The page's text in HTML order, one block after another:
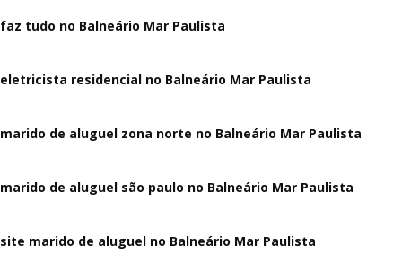
faz tudo no Balneário Mar Paulista
eletricista residencial no Balneário Mar Paulista
marido de aluguel zona norte no Balneário Mar Paulista
marido de aluguel são paulo no Balneário Mar Paulista
site marido de aluguel no Balneário Mar Paulista